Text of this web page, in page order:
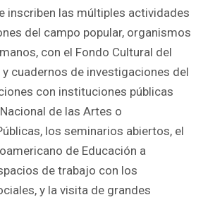
inscriben las múltiples actividades
del campo popular, organismos
con el Fondo Cultural del
y cuadernos de investigaciones del
con instituciones públicas
de las Artes o
los seminarios abiertos, el
de Educación a
de trabajo con los
y la visita de grandes